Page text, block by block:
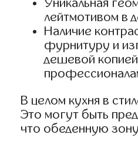
Уникальная
лейтмотивом в
Наличие
фурнитуру и
дешевой
В целом кухня в
Это могут быть
что обеденную